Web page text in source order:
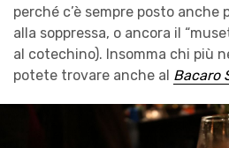
perché c’è sempre posto anche
alla soppressa, o ancora il
al cotechino). Insomma chi più
potete trovare anche al Bacaro